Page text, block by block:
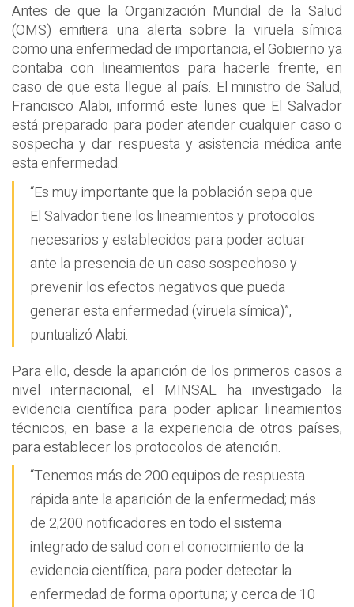
Antes de que la Organización Mundial de la Salud
(OMS) emitiera una alerta sobre la viruela símica
como una enfermedad de importancia, el Gobierno ya
contaba con lineamientos para hacerle frente, en
caso de que esta llegue al país. El ministro de Salud,
Francisco Alabi, informó este lunes que El Salvador
está preparado para poder atender cualquier caso o
sospecha y dar respuesta y asistencia médica ante
esta enfermedad.
“Es muy importante que la población sepa que
El Salvador tiene los lineamientos y protocolos
necesarios y establecidos para poder actuar
ante la presencia de un caso sospechoso y
prevenir los efectos negativos que pueda
generar esta enfermedad (viruela símica)”,
puntualizó Alabi.
Para ello, desde la aparición de los primeros casos a
nivel internacional, el MINSAL ha investigado la
evidencia científica para poder aplicar lineamientos
técnicos, en base a la experiencia de otros países,
para establecer los protocolos de atención.
“Tenemos más de 200 equipos de respuesta
rápida ante la aparición de la enfermedad; más
de 2,200 notificadores en todo el sistema
integrado de salud con el conocimiento de la
evidencia científica, para poder detectar la
enfermedad de forma oportuna; y cerca de 10